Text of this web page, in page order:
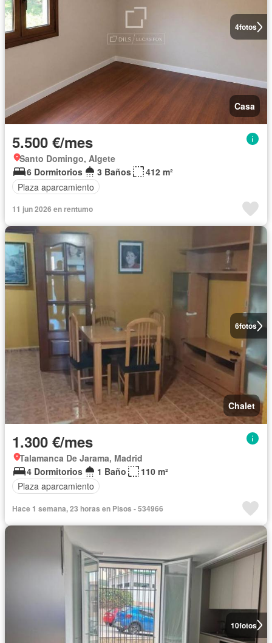
4fotos
Casa
5.500 €/mes
Santo Domingo, Algete
6 Dormitorios
3 Baños
412 m²
Plaza aparcamiento
11 jun 2026 en rentumo
6fotos
Chalet
1.300 €/mes
Talamanca De Jarama, Madrid
4 Dormitorios
1 Baño
110 m²
Plaza aparcamiento
Hace 1 semana, 23 horas en Pisos - 534966
10fotos